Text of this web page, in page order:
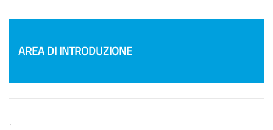
AREA DI INTRODUZIONE
.